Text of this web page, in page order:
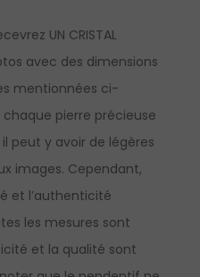
UN CRISTAL
avec des dimensions
mentionnées ci-
chaque pierre précieuse
peut y avoir de légères
images. Cependant,
et l’authenticité
les mesures sont
et la qualité sont